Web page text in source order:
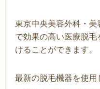
東京中央美容外科・
で効果の高い医療脱
けることができます。
最新の脱毛機器を使用